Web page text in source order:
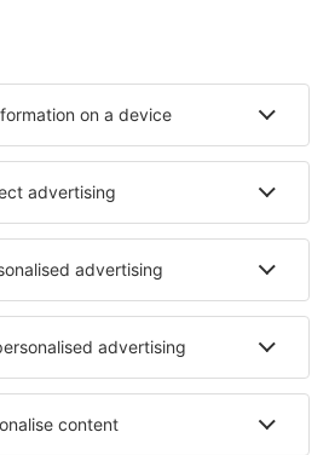
Hoteluri în Montreal
Hoteluri în Waterloo
Hoteluri în Guelph
orașe
Hoteluri în Godinne